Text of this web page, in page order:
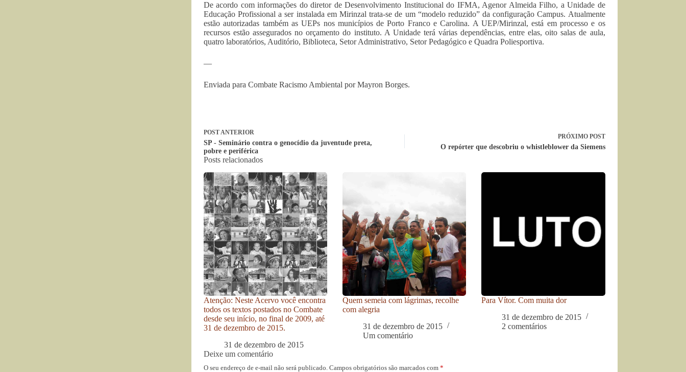
De acordo com informações do diretor de Desenvolvimento Institucional do IFMA, Agenor Almeida Filho, a Unidade de
Educação Profissional a ser instalada em Mirinzal trata-se de um “modelo reduzido” da configuração Campus. Atualmente
estão autorizadas também as UEPs nos municípios de Porto Franco e Carolina. A UEP/Mirinzal, está em processo e os
recursos estão assegurados no orçamento do instituto. A Unidade terá várias dependências, entre elas, oito salas de aula,
quatro laboratórios, Auditório, Biblioteca, Setor Administrativo, Setor Pedagógico e Quadra Poliesportiva.
—
Enviada para Combate Racismo Ambiental por Mayron Borges.
POSTANTERIOR
SP - Seminário contra o genocídio da juventude preta,
pobre e periférica
PRÓXIMO POST
O repórter que descobriu o whistleblower da Siemens
Posts relacionados
Atenção: Neste Acervo você encontra
todos os textos postados no Combate
desde seu início, no final de 2009, até
31 de dezembro de 2015.
31 de dezembro de 2015
Quem semeia com lágrimas, recolhe
com alegria
31 de dezembro de 2015
Um comentário
Para Vítor. Com muita dor
31 de dezembro de 2015
2 comentários
Deixe um comentário
O seu endereço de e-mail não será publicado. Campos obrigatórios são marcados com *